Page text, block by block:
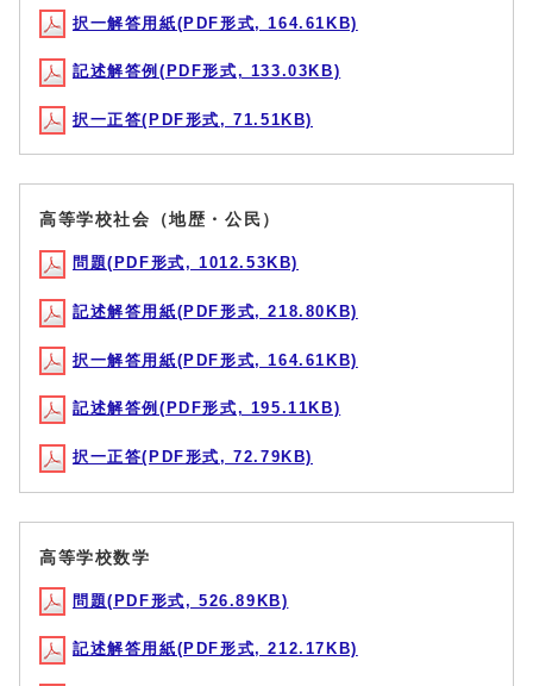
択一解答用紙(PDF形式, 164.61KB)
記述解答例(PDF形式, 133.03KB)
択一正答(PDF形式, 71.51KB)
高等学校社会（地歴・公民）
問題(PDF形式, 1012.53KB)
記述解答用紙(PDF形式, 218.80KB)
択一解答用紙(PDF形式, 164.61KB)
記述解答例(PDF形式, 195.11KB)
択一正答(PDF形式, 72.79KB)
高等学校数学
問題(PDF形式, 526.89KB)
記述解答用紙(PDF形式, 212.17KB)